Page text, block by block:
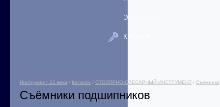
ЭЛЕКТРИКА
КРЕПЕЖ
Инструмент 21 века / Каталог / СТОЛЯРНО-СЛЕСАРНЫЙ ИНСТРУМЕНТ / Съемники
Съёмники подшипников